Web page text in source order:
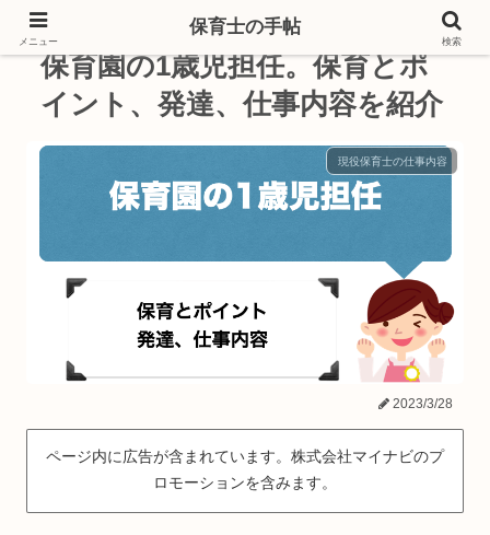
保育園の1歳児担任。保育とポ
イント、発達、仕事内容を紹介
現役保育士の仕事内容
2023/3/28
ページ内に広告が含まれています。株式会社マイナビのプ
ロモーションを含みます。
メニュー
保育士の手帖
検索